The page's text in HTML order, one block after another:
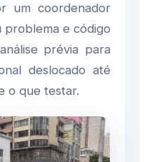
um coordenador
problema e código
prévia para
deslocado até
o que testar.